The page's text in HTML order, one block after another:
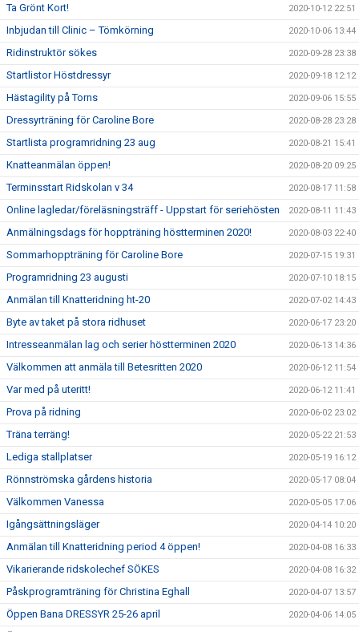
Ta Grönt Kort! 2020-10-12 22:51
Inbjudan till Clinic – Tömkörning 2020-10-06 13:44
Ridinstruktör sökes 2020-09-28 23:38
Startlistor Höstdressyr 2020-09-18 12:12
Hästagility på Torns 2020-09-06 15:55
Dressyrträning för Caroline Bore 2020-08-28 23:28
Startlista programridning 23 aug 2020-08-21 15:41
Knatteanmälan öppen! 2020-08-20 09:25
Terminsstart Ridskolan v 34 2020-08-17 11:58
Online lagledar/föreläsningsträff - Uppstart för seriehösten 2020-08-11 11:43
Anmälningsdags för hoppträning höstterminen 2020! 2020-08-03 22:40
Sommarhoppträning för Caroline Bore 2020-07-15 19:31
Programridning 23 augusti 2020-07-10 18:15
Anmälan till Knatteridning ht-20 2020-07-02 14:43
Byte av taket på stora ridhuset 2020-06-17 23:20
Intresseanmälan lag och serier höstterminen 2020 2020-06-13 14:36
Välkommen att anmäla till Betesritten 2020 2020-06-12 11:54
Var med på uteritt! 2020-06-12 11:41
Prova på ridning 2020-06-02 23:02
Träna terräng! 2020-05-22 21:53
Lediga stallplatser 2020-05-19 16:12
Rönnströmska gårdens historia 2020-05-17 08:04
Välkommen Vanessa 2020-05-05 17:06
Igångsättningsläger 2020-04-14 10:20
Anmälan till Knatteridning period 4 öppen! 2020-04-08 16:33
Vikarierande ridskolechef SÖKES 2020-04-08 16:32
Påskprogramträning för Christina Eghall 2020-04-07 13:57
Öppen Bana DRESSYR 25-26 april 2020-04-06 14:05